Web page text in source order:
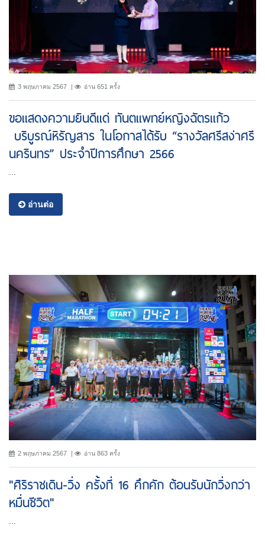
3 พฤษภาคม 2567 อ่าน 651 ครั้ง
ขอแสดงความยินดีแด่ ทันตแพทย์หญิงฉัตรแก้ว
บริบูรณ์หิรัญสาร ในโอกาสได้รับ “รางวัลศรีสง่าศรี
นครินทร” ประจำปีการศึกษา 2566
...
อ่านต่อ
2 พฤษภาคม 2567 อ่าน 863 ครั้ง
"ศิริราชเดิน-วิ่ง ครั้งที่ 16 คึกคัก ต้อนรับนักวิ่งกว่า
หมื่นชีวิต"
...